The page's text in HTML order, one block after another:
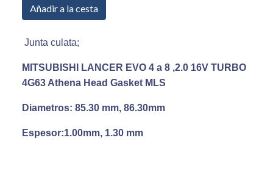
Añadir a la cesta
Junta culata;
MITSUBISHI LANCER EVO 4 a 8 ,2.0 16V TURBO
4G63 Athena Head Gasket MLS
Diametros: 85.30 mm, 86.30mm
Espesor:1.00mm, 1.30 mm